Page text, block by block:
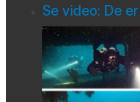
Se video: De